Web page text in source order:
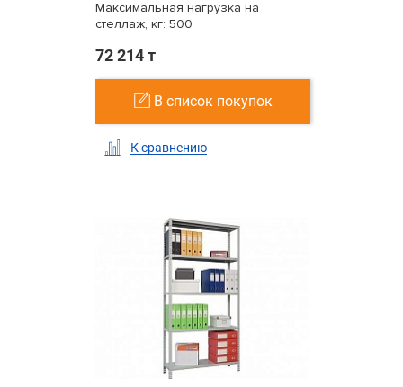
Максимальная нагрузка на
стеллаж, кг: 500
72 214 т
В список покупок
К сравнению